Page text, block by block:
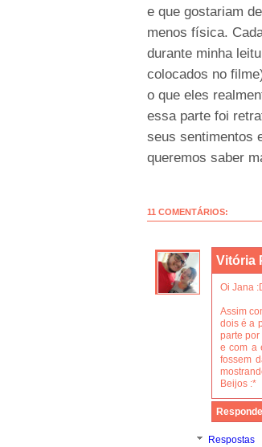
e que gostariam
menos física.
durante minha
colocados no
o que eles
essa parte foi
seus sentimentos
queremos saber
11 COMENTÁRIOS:
Vitória
Oi Jana
Assim
dois é a
parte
e com a
fossem
Beijos :*
Respostas